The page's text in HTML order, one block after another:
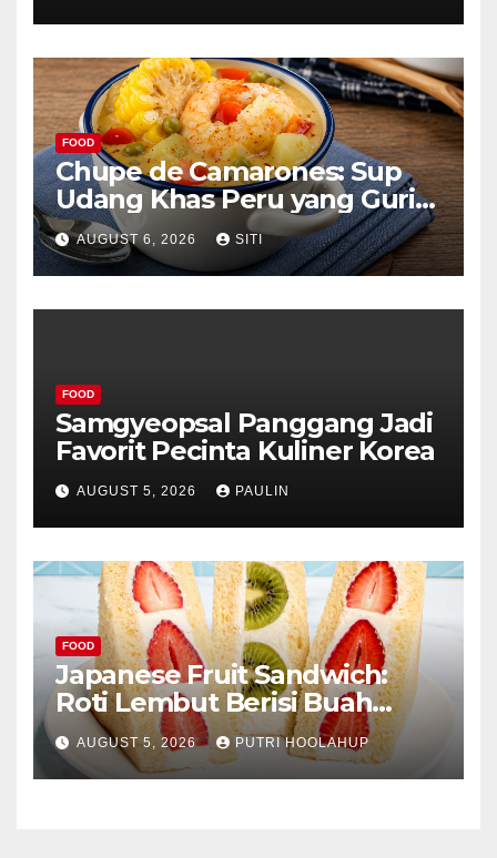
FOOD
Chupe de Camarones: Sup
Udang Khas Peru yang Gurih
Lezat
AUGUST 6, 2026 SITI
FOOD
Samgyeopsal Panggang Jadi
Favorit Pecinta Kuliner Korea
AUGUST 5, 2026 PAULIN
FOOD
Japanese Fruit Sandwich:
Roti Lembut Berisi Buah
Segar yang Memikat Selera
AUGUST 5, 2026 PUTRI HOOLAHUP